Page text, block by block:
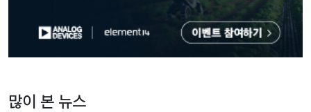
많이 본 뉴스